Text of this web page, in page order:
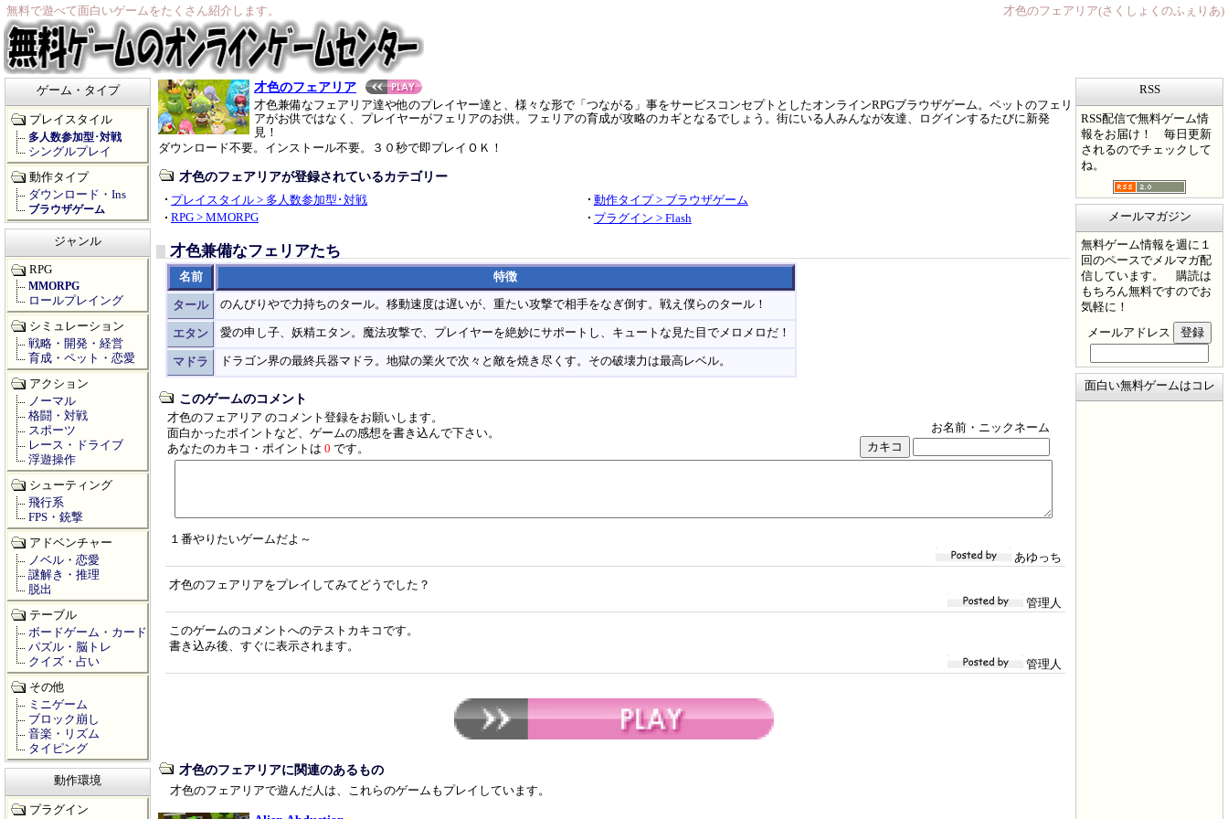
無料で遊べて面白いゲームをたくさん紹介します。 才色のフェアリア(さくしょくのふぇりあ)
才色のフェアリア
才色兼備なフェアリア達や他のプレイヤー達と、様々な形で「つながる」事をサービスコンセプトとしたオンラインRPGブラウザゲーム。ペットのフェリ
アがお供ではなく、プレイヤーがフェリアのお供。フェリアの育成が攻略のカギとなるでしょう。街にいる人みんなが友達、ログインするたびに新発
見！
ダウンロード不要。インストール不要。３０秒で即プレイＯＫ！
才色のフェアリアが登録されているカテゴリー
プレイスタイル > 多人数参加型･対戦
動作タイプ > ブラウザゲーム
RPG > MMORPG
プラグイン > Flash
才色兼備なフェリアたち
名前 特徴
タール のんびりやで力持ちのタール。移動速度は遅いが、重たい攻撃で相手をなぎ倒す。戦え僕らのタール！
エタン 愛の申し子、妖精エタン。魔法攻撃で、プレイヤーを絶妙にサポートし、キュートな見た目でメロメロだ！
マドラ ドラゴン界の最終兵器マドラ。地獄の業火で次々と敵を焼き尽くす。その破壊力は最高レベル。
このゲームのコメント
才色のフェアリア のコメント登録をお願いします。
面白かったポイントなど、ゲームの感想を書き込んで下さい。
あなたのカキコ・ポイントは 0 です。
お名前・ニックネーム
１番やりたいゲームだよ～
あゆっち
才色のフェアリアをプレイしてみてどうでした？
管理人
このゲームのコメントへのテストカキコです。
書き込み後、すぐに表示されます。
管理人
才色のフェアリアに関連のあるもの
才色のフェアリアで遊んだ人は、これらのゲームもプレイしています。
ゲーム・タイプ
プレイスタイル
多人数参加型･対戦
シングルプレイ
動作タイプ
ダウンロード・Ins
ブラウザゲーム
ジャンル
RPG
MMORPG
ロールプレイング
シミュレーション
戦略・開発・経営
育成・ペット・恋愛
アクション
ノーマル
格闘・対戦
スポーツ
レース・ドライブ
浮遊操作
シューティング
飛行系
FPS・銃撃
アドベンチャー
ノベル・恋愛
謎解き・推理
脱出
テーブル
ボードゲーム・カード
パズル・脳トレ
クイズ・占い
その他
ミニゲーム
ブロック崩し
音楽・リズム
タイピング
動作環境
プラグイン
RSS
RSS配信で無料ゲーム情
報をお届け！ 毎日更新
されるのでチェックして
ね。
メールマガジン
無料ゲーム情報を週に１
回のペースでメルマガ配
信しています。 購読は
もちろん無料ですのでお
気軽に！
メールアドレス
面白い無料ゲームはコレ